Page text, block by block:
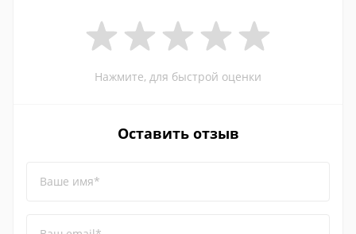
Нажмите, для быстрой оценки
Оставить отзыв
Ваше имя*